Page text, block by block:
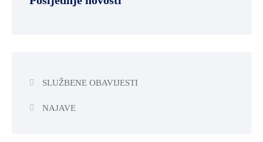
SLUŽBENE OBAVIJESTI
NAJAVE